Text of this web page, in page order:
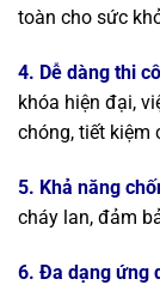
toàn cho sức
4. Dễ dàng thi
khóa hiện đại,
chóng, tiết kiệm
5. Khả năng
cháy lan, đảm
6. Đa dạng ứng